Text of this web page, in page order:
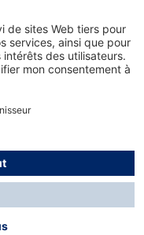
de livraison standard
ou du volume de